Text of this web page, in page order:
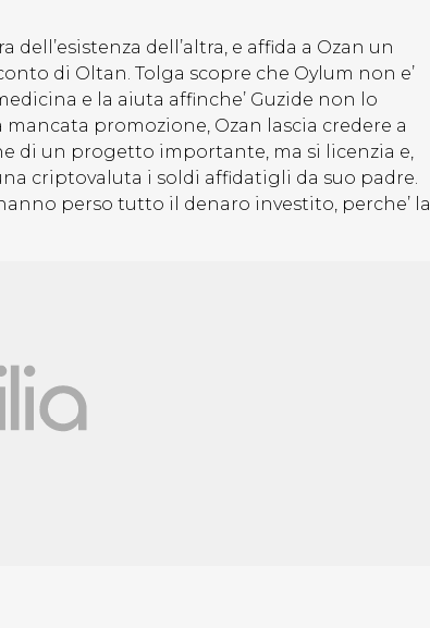
dell’altra, e affida a Ozan un
di Oltan. Tolga scopre che Oylum non e’
e la aiuta affinche’ Guzide non lo
promozione, Ozan lascia credere a
di un progetto importante, ma si licenzia e,
criptovaluta i soldi affidatigli da suo padre.
perso tutto il denaro investito, perche’ la